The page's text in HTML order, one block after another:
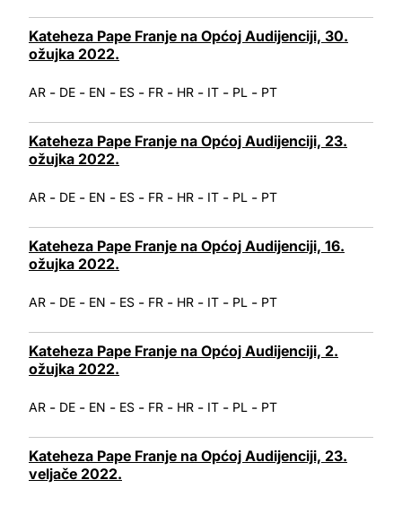
Kateheza Pape Franje na Općoj Audijenciji, 30.
ožujka 2022.
AR - DE - EN - ES - FR - HR - IT - PL - PT
Kateheza Pape Franje na Općoj Audijenciji, 23.
ožujka 2022.
AR - DE - EN - ES - FR - HR - IT - PL - PT
Kateheza Pape Franje na Općoj Audijenciji, 16.
ožujka 2022.
AR - DE - EN - ES - FR - HR - IT - PL - PT
Kateheza Pape Franje na Općoj Audijenciji, 2.
ožujka 2022.
AR - DE - EN - ES - FR - HR - IT - PL - PT
Kateheza Pape Franje na Općoj Audijenciji, 23.
veljače 2022.